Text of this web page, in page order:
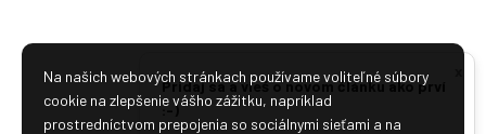
Pridaj sa a vieš o novom článku ako prví
:-)
Na našich webových stránkach používame voliteľné súbory
cookie na zlepšenie vášho zážitku, napríklad
prostredníctvom prepojenia so sociálnymi sieťami a na